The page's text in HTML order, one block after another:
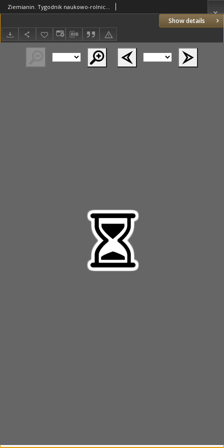
Show details
Ziemianin. Tygodnik naukowo-rolniczy i ekonomiczny; organ Centralnego Towarzystwa Gospodarczego w Wielkiem Księstwie Poznańskiem 1907.12.07 R.57 Nr49